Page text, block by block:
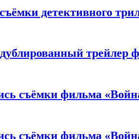
детективного
трейлер
съёмки фильма
съёмки фильма